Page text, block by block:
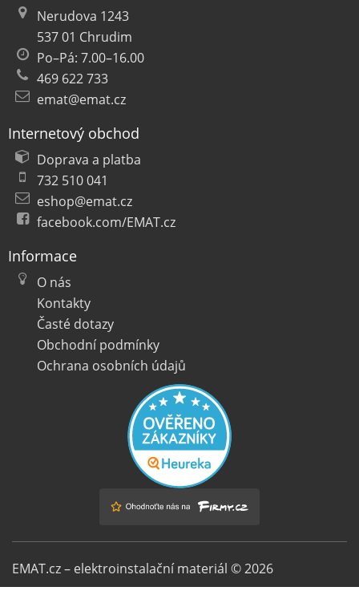
Nerudova 1243
537 01 Chrudim
Po–Pá: 7.00–16.00
469 622 733
emat@emat.cz
Internetový obchod
Doprava a platba
732 510 041
eshop@emat.cz
facebook.com/EMAT.cz
Informace
O nás
Kontakty
Časté dotazy
Obchodní podmínky
Ochrana osobních údajů
EMAT.cz – elektroinstalační materiál © 2026